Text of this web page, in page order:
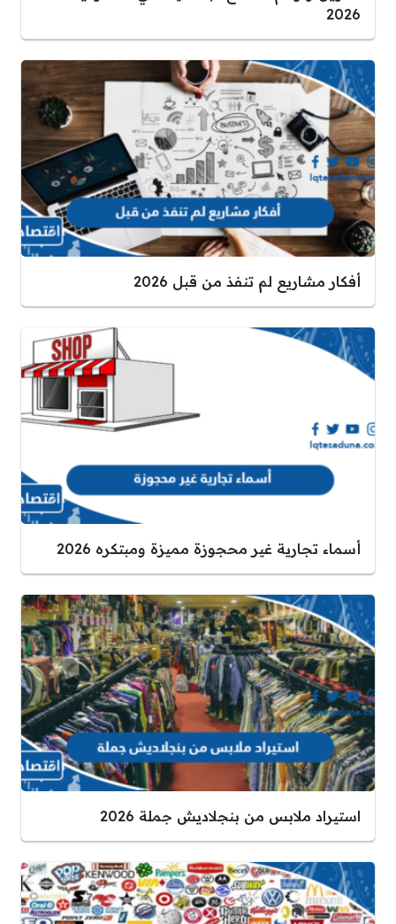
2026
أفكار مشاريع لم تنفذ من قبل 2026
أسماء تجارية غير محجوزة مميزة ومبتكره 2026
استيراد ملابس من بنجلاديش جملة 2026